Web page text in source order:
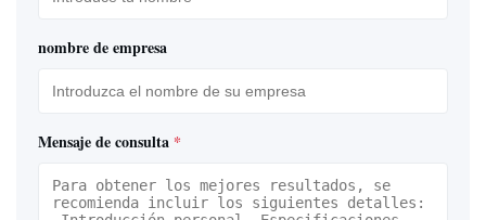
nombre de empresa
Mensaje de consulta *